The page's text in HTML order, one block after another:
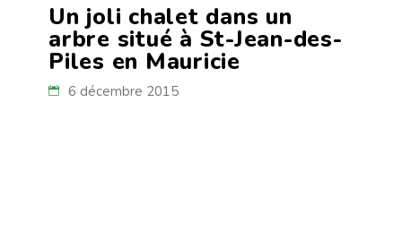
Un joli chalet dans un
arbre situé à St-Jean-des-
Piles en Mauricie
6 décembre 2015